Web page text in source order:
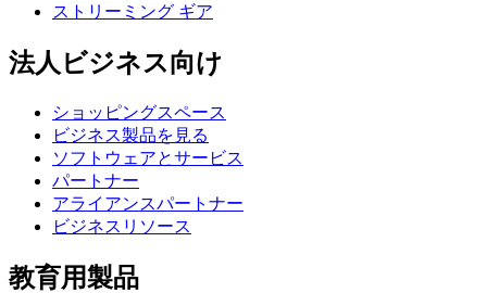
ストリーミング ギア
法人ビジネス向け
ショッピングスペース
ビジネス製品を見る
ソフトウェアとサービス
パートナー
アライアンスパートナー
ビジネスリソース
教育用製品